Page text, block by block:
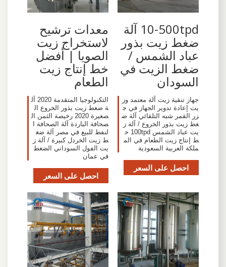
10-500tpd آلة
ضغط زيت بذور
عباد الشمس /
ضغط الزيت في
السودان
جهاز تنقية زيت آلة معتمد وز
يت إعادة تدوير الجهاز في ج
زر القمر شبه التلقائي آلة ض
غط زيت بذور الخروع / آلة ز
يت عباد الشمس 100tpd خ
ط إنتاج زيت الطعام في الم
ملكة العربية السعودية
احصل على السعر
معدات ترشيح
لاستخراج زيت
الصويا | أفضل
خط إنتاج زيت
الطعام
التكنولوجيا المتقدمة 2020 آل
ة ضغط زيت بذور الخروع ال
صغيرة 2020 رخيصة الثمن ال
صحافة الباردة آلة الصحافة ا
لنفط للبيع في مصر آلة ضغ
ط زيت الخردل كبيرة / آلة ز
يت الفول السوداني الضغط
في عمان
احصل على السعر